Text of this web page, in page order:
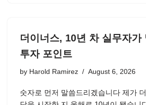
더이너스, 10년 차 실무자가
투자 포인트
by Harold Ramirez August 6, 2026
숫자로 먼저 말씀드리겠습니다 제가